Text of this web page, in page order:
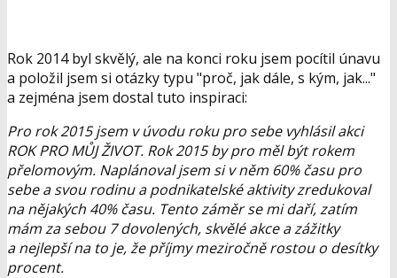
Rok 2014 byl skvělý, ale na konci roku jsem pocítil únavu
a položil jsem si otázky typu "proč, jak dále, s kým, jak..."
a zejména jsem dostal tuto inspiraci:
Pro rok 2015 jsem v úvodu roku pro sebe vyhlásil akci
ROK PRO MŮJ ŽIVOT. Rok 2015 by pro měl být rokem
přelomovým. Naplánoval jsem si v něm 60% času pro
sebe a svou rodinu a podnikatelské aktivity zredukoval
na nějakých 40% času. Tento záměr se mi daří, zatím
mám za sebou 7 dovolených, skvělé akce a zážitky
a nejlepší na to je, že příjmy meziročně rostou o desítky
procent.